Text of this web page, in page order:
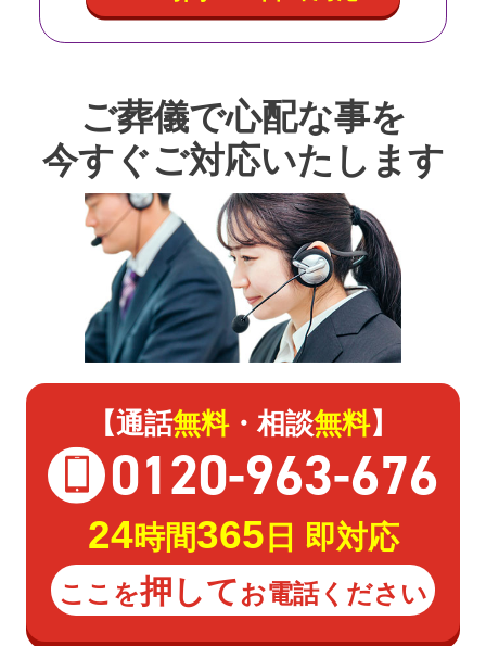
ご葬儀で心配な事を
今すぐご対応いたします
【通話無料・相談無料】
0120-963-676
24時間365 日 即対応
ここを押してお電話ください